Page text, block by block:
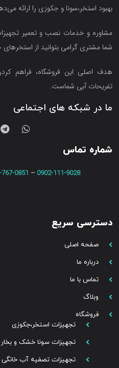
بهبود استخر،سونا و جکوزی را ارائه
مشاوره و خدمات نصب و تعمیر
شما مشتری گرامی بتوانید از استخرهای
هدف اصلی این فروشگاه‌، فراهم
تفریحات آبی شماست.
ما در شبکه های اجتماعی
شماره تماس
0902-111-9028
–
0851
دسترسی سریع
صفحه اصلی
درباره ما
تماس با ما
وبلاگ
فروشگاه
تجهیزات استخر،جکوزی
تجهیزات سونا خشک و بخار
تجهیزات تصفیه آب خانگی